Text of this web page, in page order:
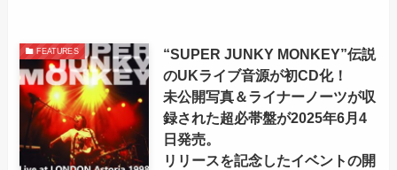
FEATURES
“SUPER JUNKY MONKEY”伝説
のUKライブ音源が初CD化！
未公開写真＆ライナーノーツが収
録された超必帯盤が2025年6月4
日発売。
リリースを記念したイベントの開